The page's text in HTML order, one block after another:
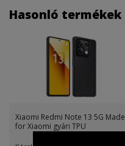
Hasonló termékek
Xiaomi Redmi Note 13 5G Made
for Xiaomi gyári TPU